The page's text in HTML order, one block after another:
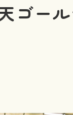
ゴー